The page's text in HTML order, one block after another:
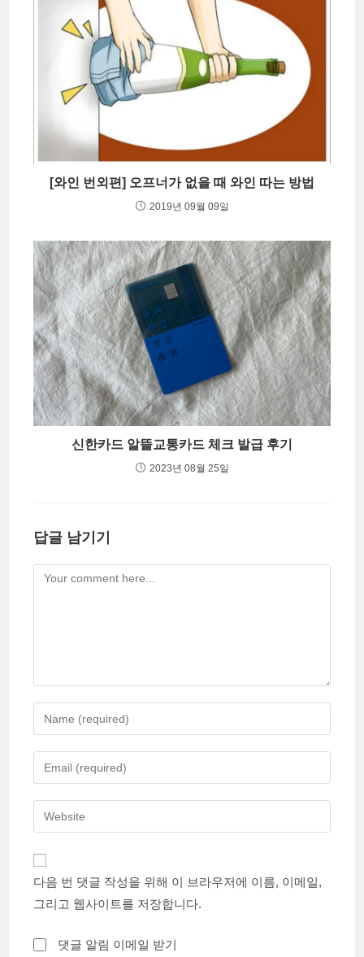
[와인 번외편] 오프너가 없을 때 와인 따는 방법
2019년 09월 09일
신한카드 알뜰교통카드 체크 발급 후기
2023년 08월 25일
답글 남기기
Comment
Enter
your
name
comment
Enter
your
email
address
Enter
your
URL
(optional)
다음 번 댓글 작성을 위해 이 브라우저에 이름, 이메일,
그리고 웹사이트를 저장합니다.
댓글 알림 이메일 받기